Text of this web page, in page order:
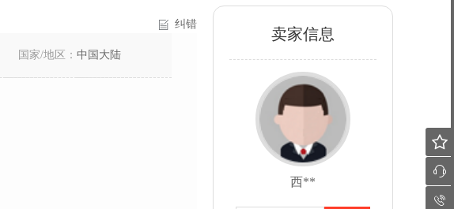
纠错
国家/地区： 中国大陆
卖家信息
西**


